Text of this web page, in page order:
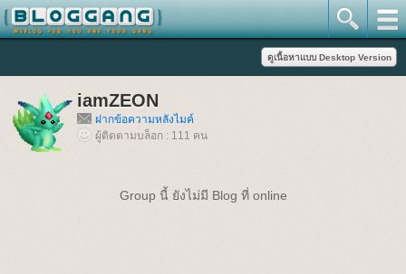
iamZEON
ฝากข้อความหลังไมค์
ผู้ติดตามบล็อก : 111 คน
Group นี้ ยังไม่มี Blog ที่ online